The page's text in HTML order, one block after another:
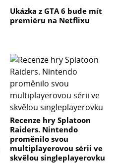
Ukázka z GTA 6 bude mít
premiéru na Netflixu
Recenze hry Splatoon
Raiders. Nintendo
proměnilo svou
multiplayerovou sérii ve
skvělou singleplayerovku